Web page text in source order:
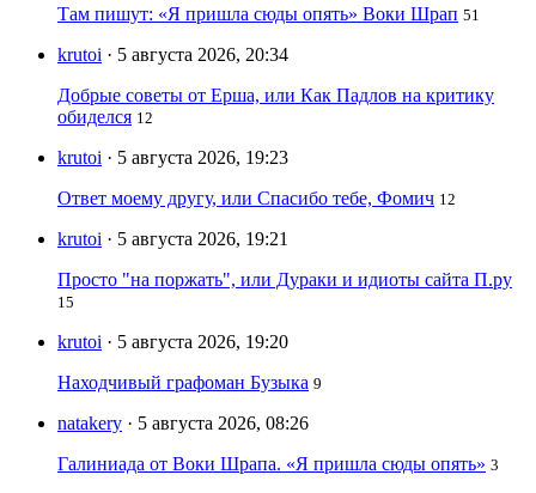
Там пишут: «Я пришла сюды опять» Воки Шрап 51
krutoi · 5 августа 2026, 20:34
Добрые советы от Ерша, или Как Падлов на критику
обиделся 12
krutoi · 5 августа 2026, 19:23
Ответ моему другу, или Спасибо тебе, Фомич 12
krutoi · 5 августа 2026, 19:21
Просто "на поржать", или Дураки и идиоты сайта П.ру
15
krutoi · 5 августа 2026, 19:20
Находчивый графоман Бузыка 9
natakery · 5 августа 2026, 08:26
Галиниада от Воки Шрапа. «Я пришла сюды опять» 3